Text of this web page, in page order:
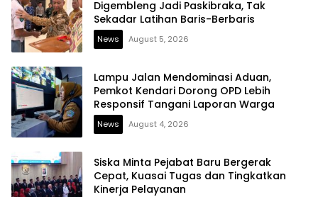
Digembleng Jadi Paskibraka, Tak
Sekadar Latihan Baris-Berbaris
News August 5, 2026
Lampu Jalan Mendominasi Aduan,
Pemkot Kendari Dorong OPD Lebih
Responsif Tangani Laporan Warga
News August 4, 2026
Siska Minta Pejabat Baru Bergerak
Cepat, Kuasai Tugas dan Tingkatkan
Kinerja Pelayanan